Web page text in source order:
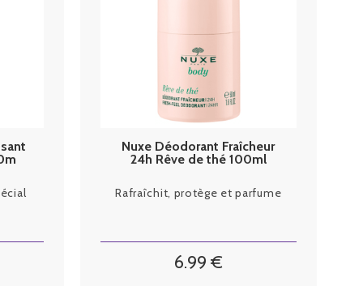
Nuxe Déodorant Fraîcheur
24h Rêve de thé 100ml
Rafraîchit, protège et parfume
6.99 €